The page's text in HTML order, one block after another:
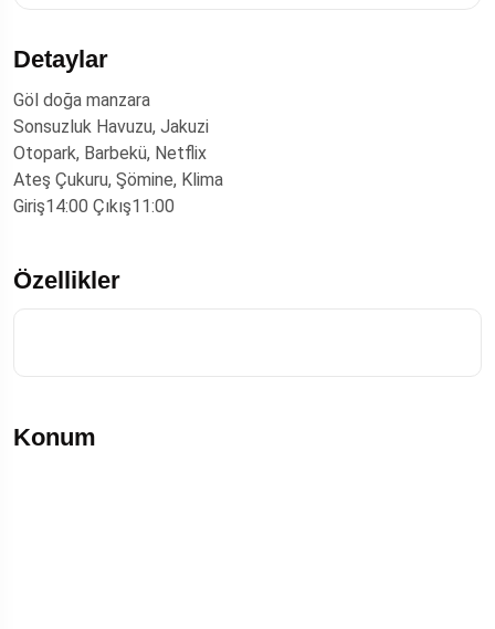
Detaylar
Göl doğa manzara
Sonsuzluk Havuzu, Jakuzi
Otopark, Barbekü, Netflix
Ateş Çukuru, Şömine, Klima
Giriş14:00 Çıkış11:00
Özellikler
Konum